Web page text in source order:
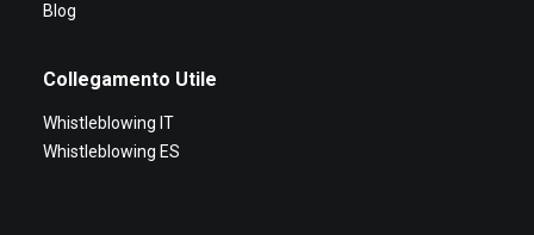
Blog
Collegamento Utile
Whistleblowing IT
Whistleblowing ES